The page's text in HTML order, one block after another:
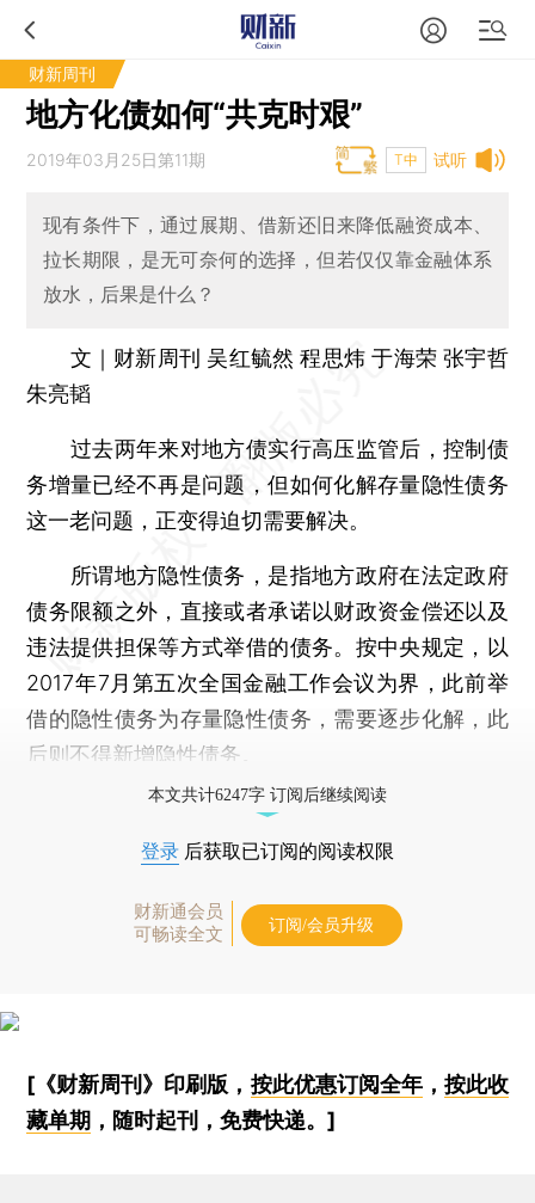
财新周刊
地方化债如何“共克时艰”
试听
2019年03月25日第11期 T中
现有条件下，通过展期、借新还旧来降低融资成本、
拉长期限，是无可奈何的选择，但若仅仅靠金融体系
放水，后果是什么？
文｜财新周刊 吴红毓然 程思炜 于海荣 张宇哲
朱亮韬
过去两年来对地方债实行高压监管后，控制债
务增量已经不再是问题，但如何化解存量隐性债务
这一老问题，正变得迫切需要解决。
所谓地方隐性债务，是指地方政府在法定政府
债务限额之外，直接或者承诺以财政资金偿还以及
违法提供担保等方式举借的债务。按中央规定，以
2017年7月第五次全国金融工作会议为界，此前举
借的隐性债务为存量隐性债务，需要逐步化解，此
后则不得新增隐性债务。
本文共计6247字 订阅后继续阅读
登录 后获取已订阅的阅读权限
财新通会员
可畅读全文
订阅/会员升级
[《财新周刊》印刷版， 按此优惠订阅全年， 按此收
藏单期 ，随时起刊，免费快递。]